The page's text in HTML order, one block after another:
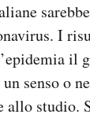
I
il
senso o
allo studio.